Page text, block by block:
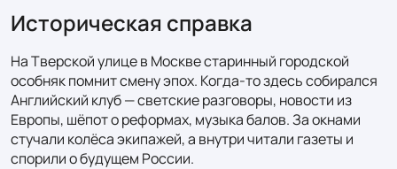
Историческая справка
На Тверской улице в Москве старинный городской
особняк помнит смену эпох. Когда-то здесь собирался
Английский клуб — светские разговоры, новости из
Европы, шёпот о реформах, музыка балов. За окнами
стучали колёса экипажей, а внутри читали газеты и
спорили о будущем России.